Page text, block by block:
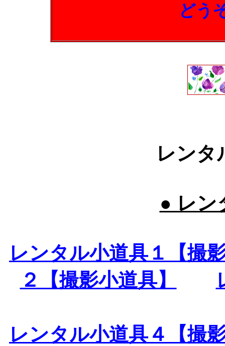
どう
レンタ
● レン
レンタル小道具１【撮
２【撮影小道具】
レンタル小道具４【撮